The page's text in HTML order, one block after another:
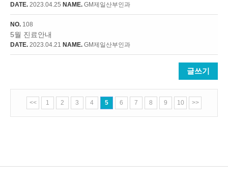
DATE. 2023.04.25 NAME. GM제일산부인과
NO. 108
5월 진료안내
DATE. 2023.04.21 NAME. GM제일산부인과
글쓰기
<< 1 2 3 4 5 6 7 8 9 10 >>